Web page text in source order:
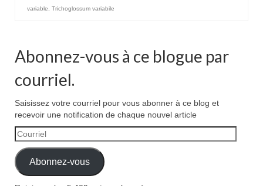
variable, Trichoglossum variabile
Abonnez-vous à ce blogue par
courriel.
Saisissez votre courriel pour vous abonner à ce blog et
recevoir une notification de chaque nouvel article
Courriel
Abonnez-vous